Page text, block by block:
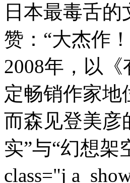
日本最毒舌
赞：“大杰作
2008年，以
定畅销作家地
而森见登美彦
实”与“幻想架
class="j